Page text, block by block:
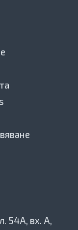
54А, вх. А,